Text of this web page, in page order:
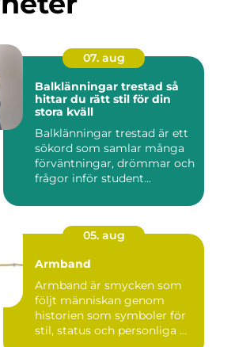
07. aug
Balklänningar trestad så
hittar du rätt stil för din
stora kväll
Balklänningar trestad är ett
sökord som samlar många
förväntningar, drömmar och
frågor inför student...
05. aug
Armband
Armband är smycken som
följt människan genom
historien som symboler för
stil, status och personliga ...